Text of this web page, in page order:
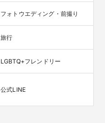
フォトウエディング・前撮り
旅行
LGBTQ+フレンドリー
公式LINE